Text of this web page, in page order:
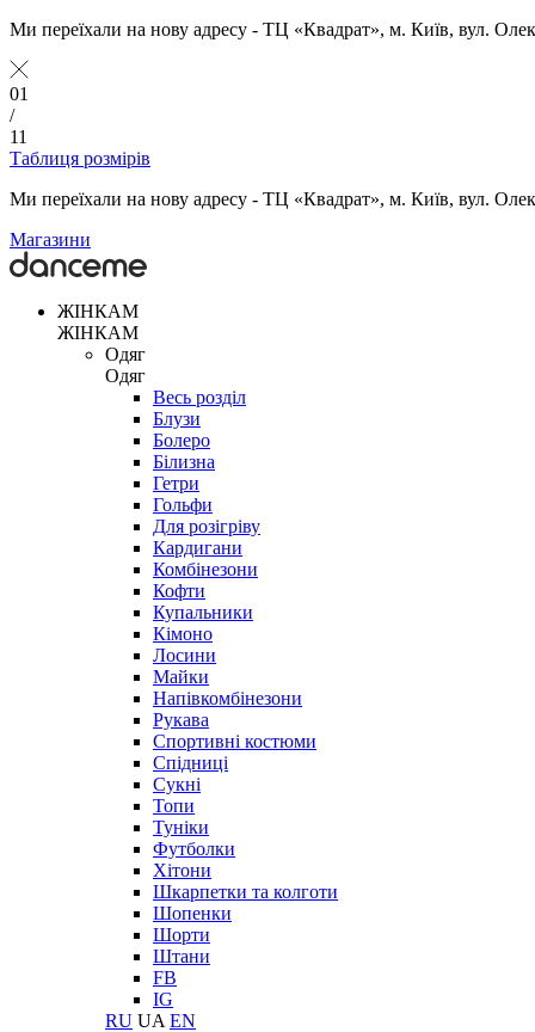
Ми переїхали на нову адресу - ТЦ «Квадрат», м. Київ, вул.
01
/
11
Таблиця розмірів
Ми переїхали на нову адресу - ТЦ «Квадрат», м. Київ, вул.
Магазини
ЖІНКАМ
ЖІНКАМ
Одяг
Одяг
Весь розділ
Блузи
Болеро
Білизна
Гетри
Гольфи
Для розігріву
Кардигани
Комбінезони
Кофти
Купальники
Кімоно
Лосини
Майки
Напівкомбінезони
Рукава
Спортивні костюми
Спідниці
Сукні
Топи
Туніки
Футболки
Хітони
Шкарпетки та колготи
Шопенки
Шорти
Штани
FB
IG
RU UA EN